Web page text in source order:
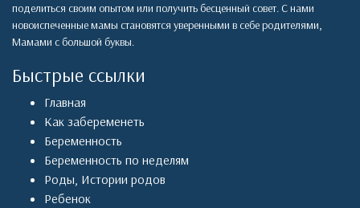
поделиться своим опытом или получить бесценный совет. С нами
новоиспеченные мамы становятся уверенными в себе родителями,
Мамами с большой буквы.
Быстрые ссылки
Главная
Как забеременеть
Беременность
Беременность по неделям
Роды, Истории родов
Ребенок